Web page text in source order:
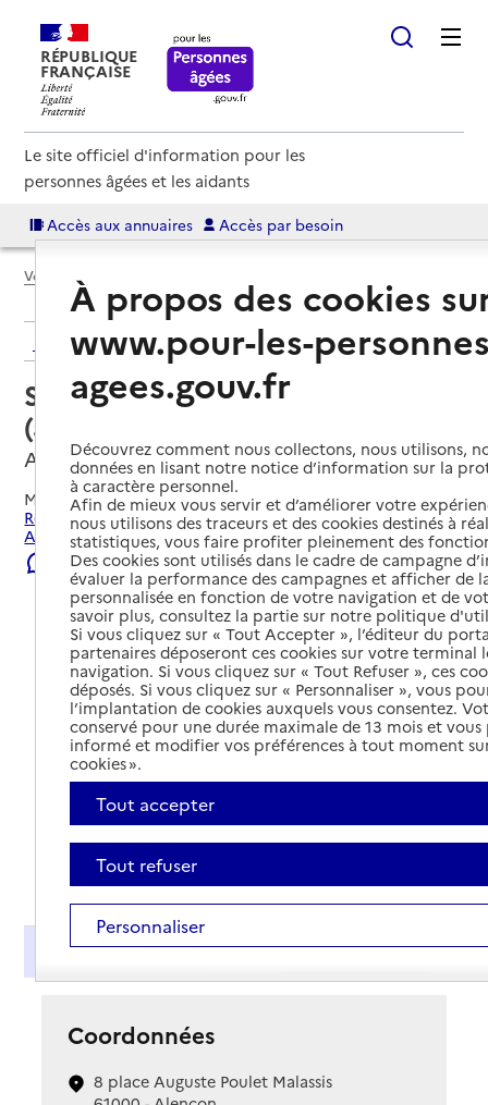
RÉPUBLIQUE
FRANÇAISE
Le site officiel d'information pour les
personnes âgées et les aidants
Accès aux annuaires Accès par besoin
Voir le fil d’Ariane
Retour aux résultats de l'annuaire
Service autonomie à domicile
(aide) – UNA de l'Orne
Alençon, ORNE
Mis à jour le22/07/2026
Rechercher les établissements et services autour de
Alençon.
Signaler une erreur
Présentation
Coordonnées
8 place Auguste Poulet Malassis
À propos des cookies
www.pour-les-
agees.gouv.fr
Découvrez comment nous collectons, nous utilisons,
données en lisant notre notice d’information sur la
à caractère personnel.
Afin de mieux vous servir et d’améliorer votre
nous utilisons des traceurs et des cookies destinés à
statistiques, vous faire profiter pleinement des
Des cookies sont utilisés dans le cadre de campagne
évaluer la performance des campagnes et afficher de
personnalisée en fonction de votre navigation et de
savoir plus, consultez la partie sur notre politique
Si vous cliquez sur « Tout Accepter », l’éditeur du
partenaires déposeront ces cookies sur votre terminal
navigation. Si vous cliquez sur « Tout Refuser », ces
déposés. Si vous cliquez sur « Personnaliser », vous
l’implantation de cookies auxquels vous consentez.
conservé pour une durée maximale de 13 mois et
informé et modifier vos préférences à tout moment
cookies ».
Tout accepter
Tout refuser
Personnaliser